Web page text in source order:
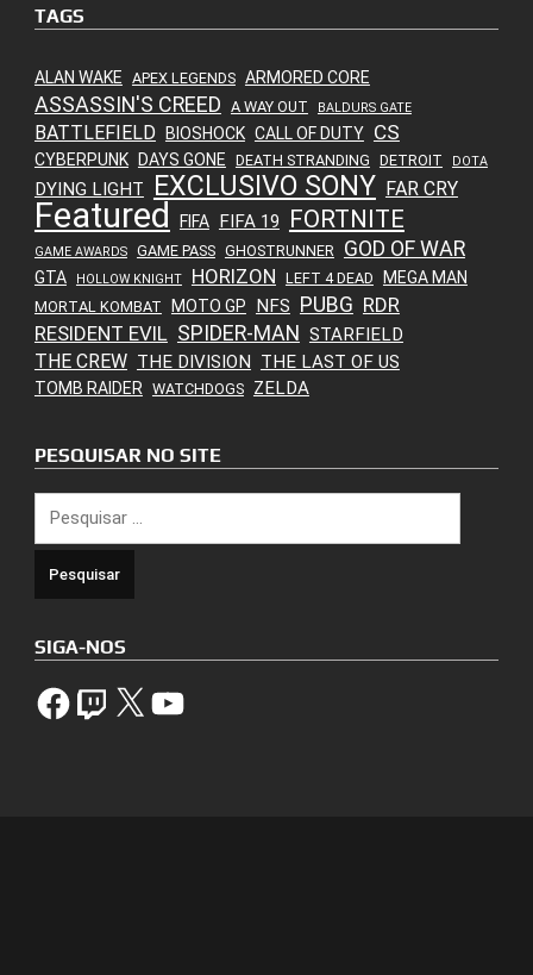
TAGS
ALAN WAKE APEX LEGENDS ARMORED CORE
ASSASSIN'S CREED A WAY OUT BALDURS GATE
BATTLEFIELD BIOSHOCK CALL OF DUTY CS
CYBERPUNK DAYS GONE DEATH STRANDING DETROIT DOTA
DYING LIGHT EXCLUSIVO SONY FAR CRY
Featured FIFA FIFA 19 FORTNITE
GAME AWARDS GAME PASS GHOSTRUNNER GOD OF WAR
GTA HOLLOW KNIGHT HORIZON LEFT 4 DEAD MEGA MAN
MORTAL KOMBAT MOTO GP NFS PUBG RDR
RESIDENT EVIL SPIDER-MAN STARFIELD
THE CREW THE DIVISION THE LAST OF US
TOMB RAIDER WATCHDOGS ZELDA
PESQUISAR NO SITE
por:
SIGA-NOS
FacebookTwitch X YouTube